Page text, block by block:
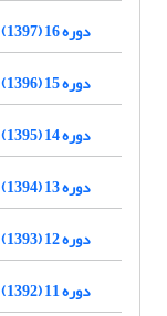
دوره 16 (1397)
دوره 15 (1396)
دوره 14 (1395)
دوره 13 (1394)
دوره 12 (1393)
دوره 11 (1392)